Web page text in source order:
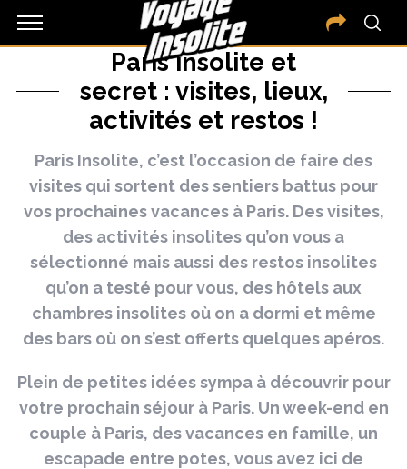
Paris insolite et
secret : visites, lieux,
activités et restos !
Paris Insolite, c’est l’occasion de faire des
visites qui sortent des sentiers battus pour
vos prochaines vacances à Paris. Des visites,
des activités insolites qu’on vous a
sélectionné mais aussi des restos insolites
qu’on a testé pour vous, des hôtels aux
chambres insolites où on a dormi et même
des bars où on s’est offerts quelques apéros.
Plein de petites idées sympa à découvrir pour
votre prochain séjour à Paris. Un week-end en
couple à Paris, des vacances en famille, un
escapade entre potes, vous avez ici de